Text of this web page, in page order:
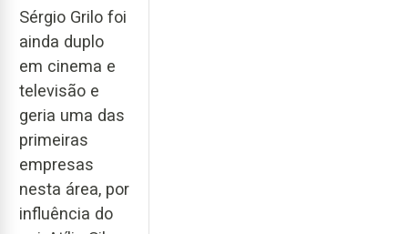
Sérgio Grilo foi
ainda duplo
em cinema e
televisão e
geria uma das
primeiras
empresas
nesta área, por
influência do